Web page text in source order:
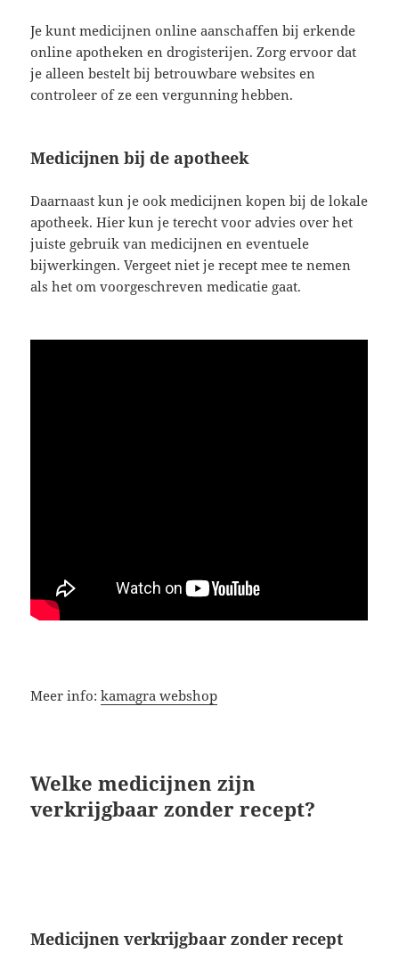
Je kunt medicijnen online aanschaffen bij erkende
online apotheken en drogisterijen. Zorg ervoor dat
je alleen bestelt bij betrouwbare websites en
controleer of ze een vergunning hebben.
Medicijnen bij de apotheek
Daarnaast kun je ook medicijnen kopen bij de lokale
apotheek. Hier kun je terecht voor advies over het
juiste gebruik van medicijnen en eventuele
bijwerkingen. Vergeet niet je recept mee te nemen
als het om voorgeschreven medicatie gaat.
Meer info:kamagra webshop
Welke medicijnen zijn
verkrijgbaar zonder recept?
Medicijnen verkrijgbaar zonder recept